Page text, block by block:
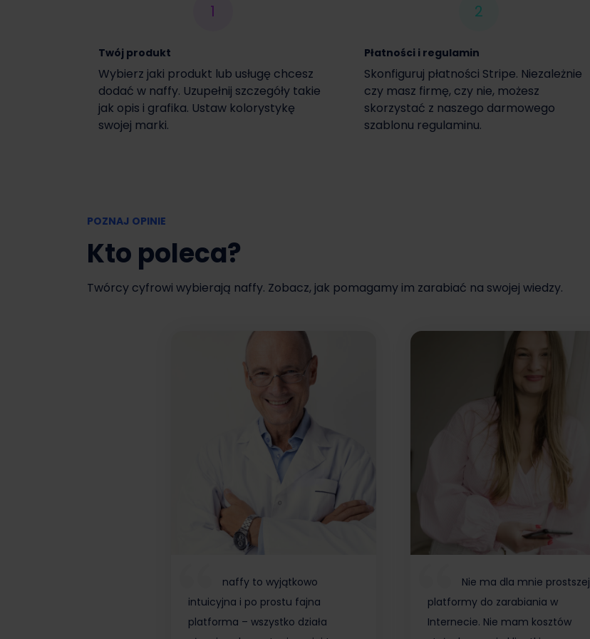
Włącz czasową promocję
1
Twój produkt
Wybierz jaki produkt lub usługę chcesz
dodać w naffy. Uzupełnij szczegóły takie
jak opis i grafika. Ustaw kolorystykę
swojej marki.
2
Płatności i regulamin
Skonfiguruj płatności Stripe. Niezależnie
czy masz firmę, czy nie, możesz
skorzystać z naszego darmowego
szablonu regulaminu.
POZNAJ OPINIE
Kto poleca?
Twórcy cyfrowi wybierają naffy. Zobacz, jak pomagamy im zarabiać na swojej wiedzy.
naffy to wyjątkowo
intuicyjna i po prostu fajna
platforma – wszystko działa
Nie ma dla mnie prostszej
platformy do zarabiania w
Internecie. Nie mam kosztów